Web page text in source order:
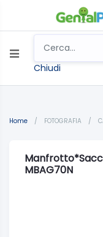
Chiudi
Home / FOTOGRAFIA /
MBAG70N